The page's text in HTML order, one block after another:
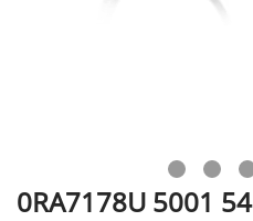
0RA7178U 5001 54